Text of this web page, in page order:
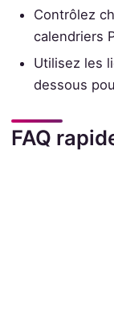
Contrôlez
calendriers
Utilisez les
dessous
FAQ